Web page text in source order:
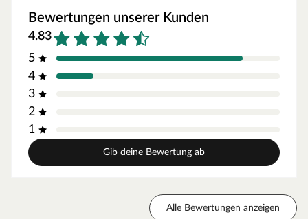
Bewertungen unserer Kunden
4.83
5
4
3
2
1
Gib deine Bewertung ab
Alle Bewertungen anzeigen